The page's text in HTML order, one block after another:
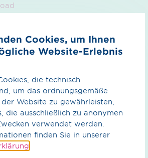
MB
Regel- und -
Cookies, um Ihnen
Website-Erlebnis
die technisch
um das ordnungsgemäße
Website zu gewährleisten,
die ausschließlich zu anonymen
verwendet werden.
finden Sie in unserer